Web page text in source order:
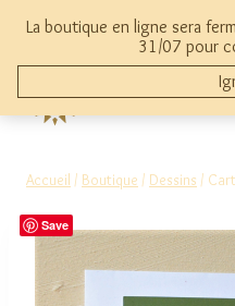
La boutique en ligne sera
31/07 pour
THYMAMAI
Accueil / Boutique / Dessins /
Save